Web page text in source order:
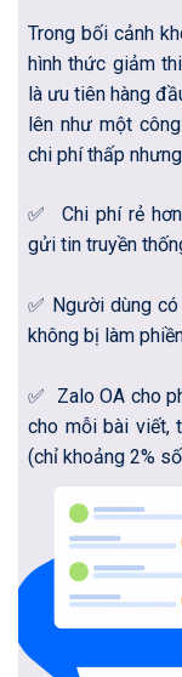
Trong bối cảnh
hình thức giảm
là ưu tiên hàng
lên như một
chi phí thấp
✅ Chi phí rẻ
gửi tin truyền
✅ Người dùng
không bị làm
✅ Zalo OA cho
cho mỗi bài viết,
(chỉ khoảng 2%